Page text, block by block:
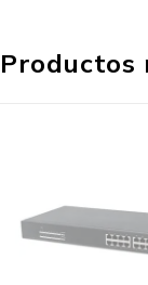
Productos